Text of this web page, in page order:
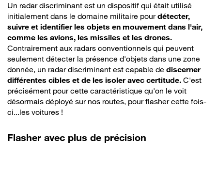
Un radar discriminant est un dispositif qui était utilisé
initialement dans le domaine militaire pourdétecter,
suivre et identifier les objets en mouvement dans l'air,
comme les avions, les missiles et les drones.
Contrairement aux radars conventionnels qui peuvent
seulement détecter la présence d'objets dans une zone
donnée, un radar discriminant est capable de discerner
différentes cibles et de les isoler avec certitude. C'est
précisément pour cette caractéristique qu'on le voit
désormais déployé sur nos routes, pour flasher cette fois-
ci...les voitures !
Flasher avec plus de précision